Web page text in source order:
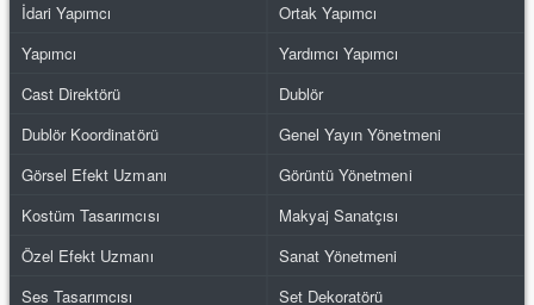
İdari Yapımcı
Ortak Yapımcı
Yapımcı
Yardımcı Yapımcı
Cast Direktörü
Dublör
Dublör Koordinatörü
Genel Yayın Yönetmeni
Görsel Efekt Uzmanı
Görüntü Yönetmeni
Kostüm Tasarımcısı
Makyaj Sanatçısı
Özel Efekt Uzmanı
Sanat Yönetmeni
Ses Tasarımcısı
Set Dekoratörü